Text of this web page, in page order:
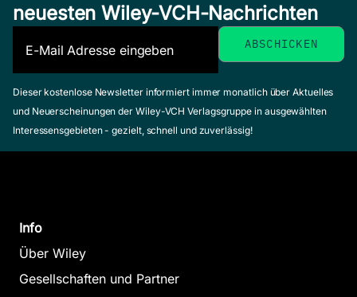
neuesten Wiley-VCH-Nachrichten
Dieser kostenlose Newsletter informiert immer monatlich über Aktuelles
und Neuerscheinungen der Wiley-VCH Verlagsgruppe in ausgewählten
Interessensgebieten - gezielt, schnell und zuverlässig!
Info
Über Wiley
Gesellschaften und Partner